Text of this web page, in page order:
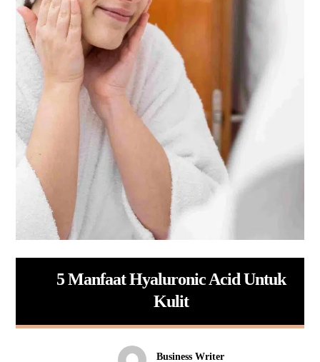
5 Manfaat Hyaluronic Acid Untuk
Kulit
Business Writer